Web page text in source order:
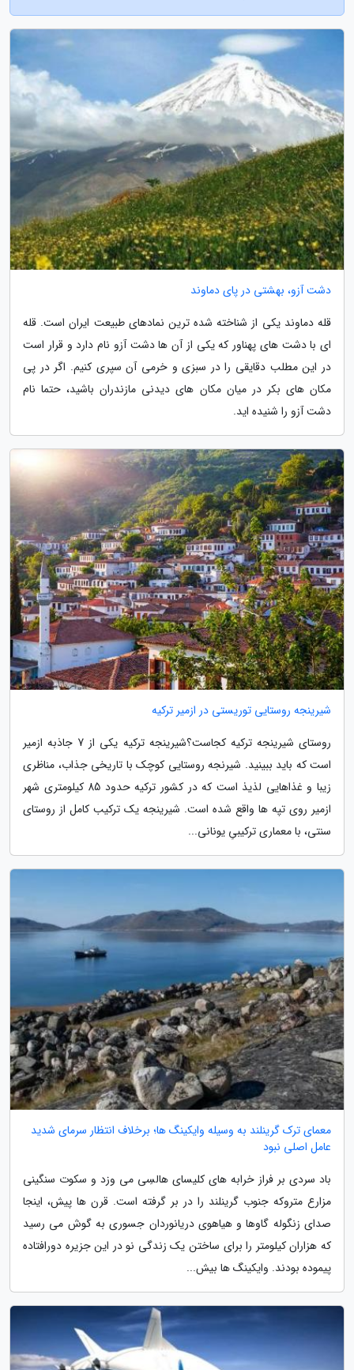
دشت آزو، بهشتی در پای دماوند
قله دماوند یکی از شناخته شده ترین نمادهای طبیعت ایران است. قله
ای با دشت های پهناور که یکی از آن ها دشت آزو نام دارد و قرار است
در این مطلب دقایقی را در سبزی و خرمی آن سپری کنیم. اگر در پی
مکان های بکر در میان مکان های دیدنی مازندران باشید، حتما نام
دشت آزو را شنیده اید.
شیرینجه روستایی توریستی در ازمیر ترکیه
روستای شیرینجه ترکیه کجاست؟شیرینجه ترکیه یکی از 7 جاذبه ازمیر
است که باید ببینید. شیرنجه روستایی کوچک با تاریخی جذاب، مناظری
زیبا و غذاهایی لذیذ است که در کشور ترکیه حدود 85 کیلومتری شهر
ازمیر روی تپه­ ها واقع شده ­است. شیرینجه یک ترکیب کامل از روستای
سنتی، با معماری ترکیبیِ یونانی...
معمای ترک گرینلند به وسیله وایکینگ ها؛ برخلاف انتظار سرمای شدید
عامل اصلی نبود
باد سردی بر فراز خرابه های کلیسای هالسِی می وزد و سکوت سنگینی
مزارع متروکه جنوب گرینلند را در بر گرفته است. قرن ها پیش، اینجا
صدای زنگوله گاوها و هیاهوی دریانوردان جسوری به گوش می رسید
که هزاران کیلومتر را برای ساختن یک زندگی نو در این جزیره دورافتاده
پیموده بودند. وایکینگ ها بیش...